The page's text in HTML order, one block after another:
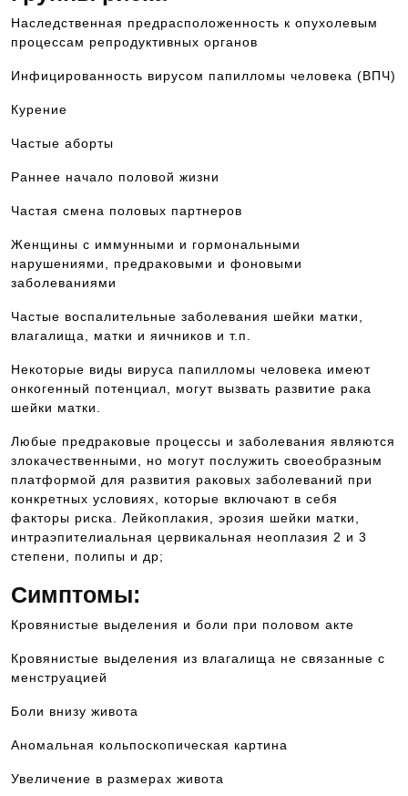
Наследственная предрасположенность к опухолевым
процессам репродуктивных органов
Инфицированность вирусом папилломы человека (ВПЧ)
Курение
Частые аборты
Раннее начало половой жизни
Частая смена половых партнеров
Женщины с иммунными и гормональными
нарушениями, предраковыми и фоновыми
заболеваниями
Частые воспалительные заболевания шейки матки,
влагалища, матки и яичников и т.п.
Некоторые виды вируса папилломы человека имеют
онкогенный потенциал, могут вызвать развитие рака
шейки матки.
Любые предраковые процессы и заболевания являются
злокачественными, но могут послужить своеобразным
платформой для развития раковых заболеваний при
конкретных условиях, которые включают в себя
факторы риска. Лейкоплакия, эрозия шейки матки,
интраэпителиальная цервикальная неоплазия 2 и 3
степени, полипы и др;
Симптомы:
Кровянистые выделения и боли при половом акте
Кровянистые выделения из влагалища не связанные с
менструацией
Боли внизу живота
Аномальная кольпоскопическая картина
Увеличение в размерах живота